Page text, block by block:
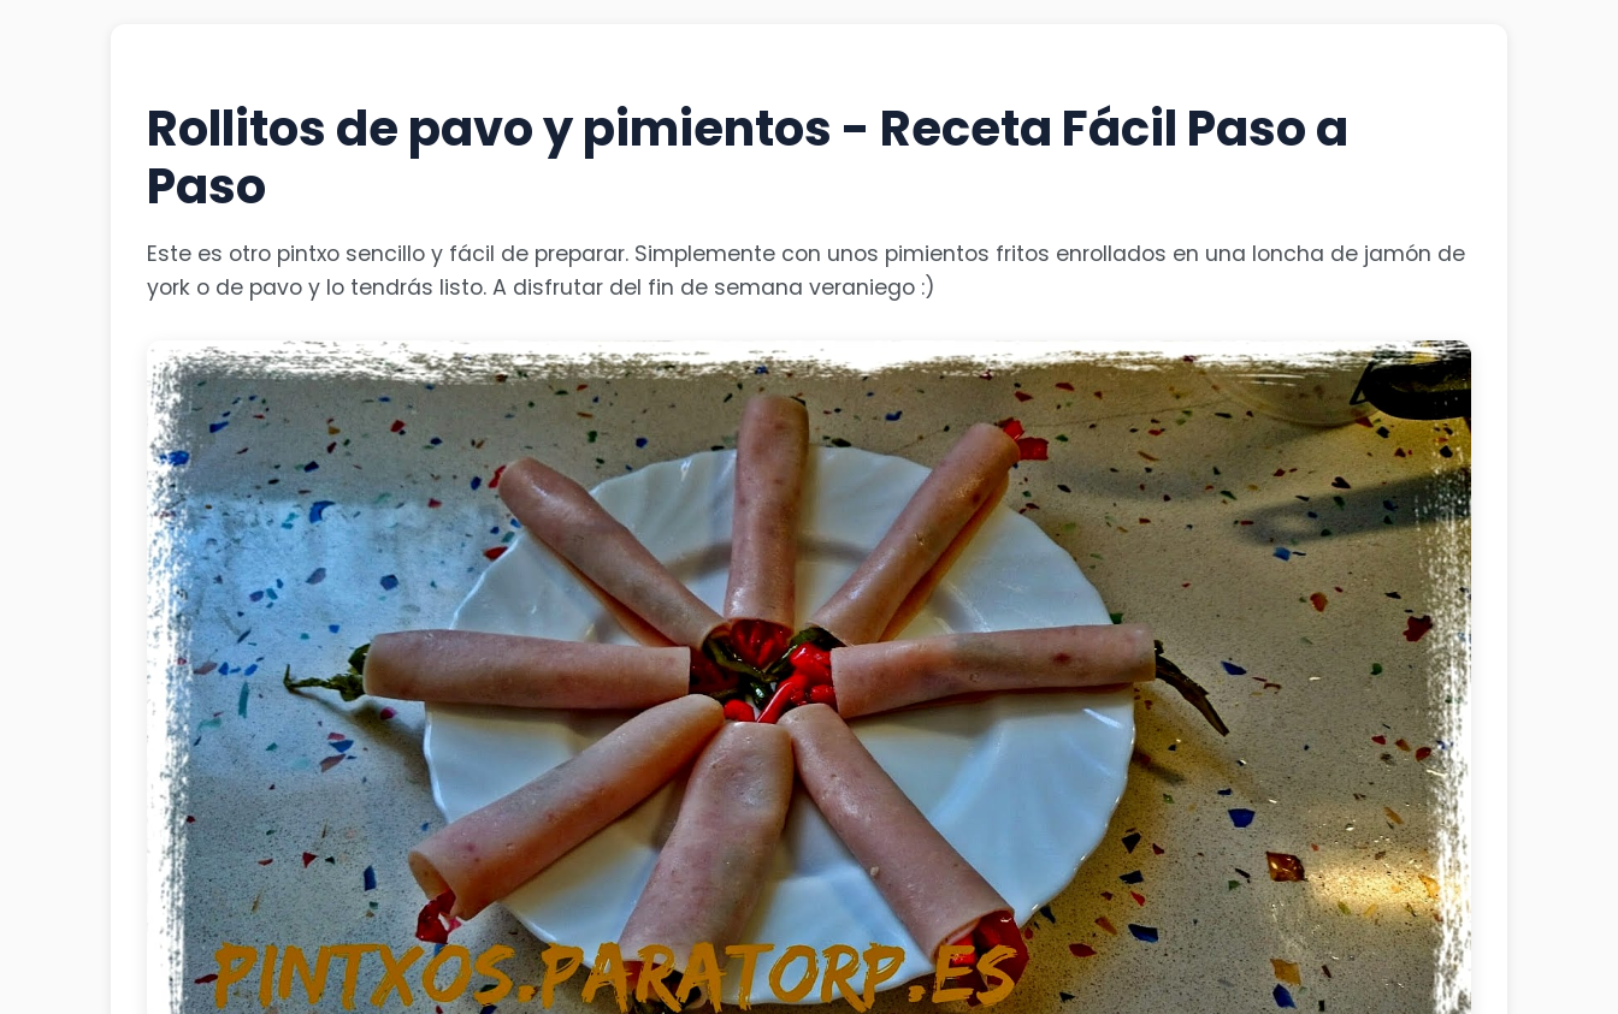
Rollitos de pavo y pimientos - Receta Fácil Paso a
Paso
Este es otro pintxo sencillo y fácil de preparar. Simplemente con unos pimientos fritos enrollados en una loncha de jamón de
york o de pavo y lo tendrás listo. A disfrutar del fin de semana veraniego :)